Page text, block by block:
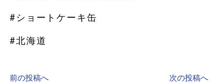
#ショートケーキ缶
#北海道
前の投稿へ 次の投稿へ